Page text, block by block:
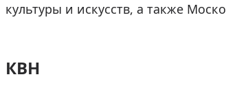
культуры и искусств, а также
КВН